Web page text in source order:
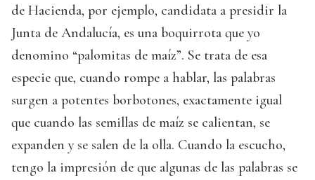
de Hacienda, por ejemplo, candidata a presidir la
Junta de Andalucía, es una boquirrota que yo
denomino “palomitas de maíz”. Se trata de esa
especie que, cuando rompe a hablar, las palabras
surgen a potentes borbotones, exactamente igual
que cuando las semillas de maíz se calientan, se
expanden y se salen de la olla. Cuando la escucho,
tengo la impresión de que algunas de las palabras se